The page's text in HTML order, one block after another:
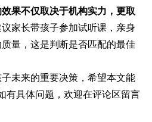
果不仅取决于机构实力，更取
议家长带孩子参加试听课，亲身
量，这是判断是否匹配的最佳
未来的重要决策，希望本文能
有具体问题，欢迎在评论区留言